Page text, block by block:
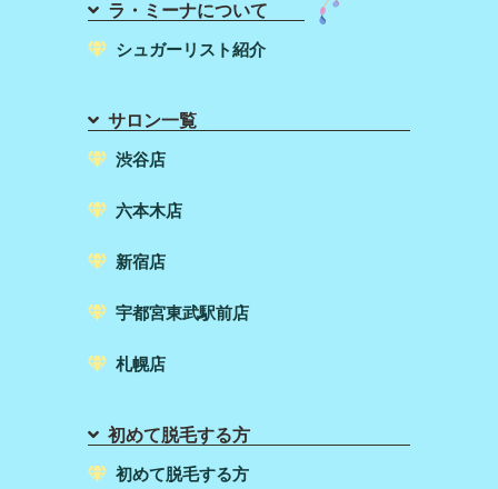
ラ・ミーナについて
シュガーリスト紹介
サロン一覧
渋谷店
六本木店
新宿店
宇都宮東武駅前店
札幌店
初めて脱毛する方
初めて脱毛する方